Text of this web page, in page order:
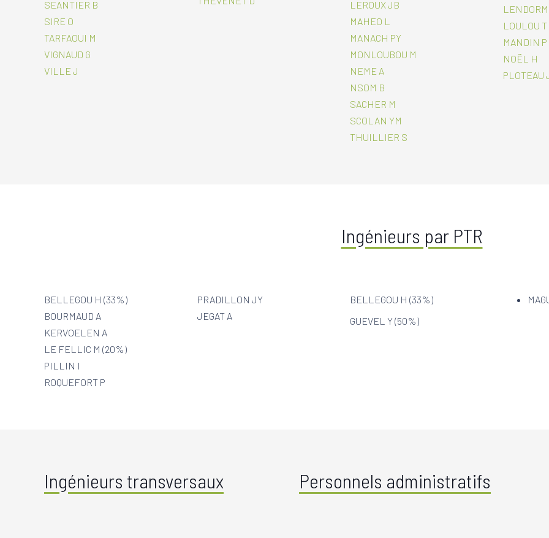
SEANTIER B
SIRE O
TARFAOUI M
VIGNAUD G
VILLE J
LEROUX JB
MAHEO L
MANACH PY
MONLOUBOU M
NEME A
NSOM B
SACHER M
SCOLAN YM
THUILLIER S
LOULOU T
MANDIN P
NOËL H
PLOTEAU
Ingénieurs par PTR
BELLEGOU H (33%)
BOURMAUD A
KERVOELEN A
LE FELLIC M (20%)
PILLIN I
ROQUEFORT P
PRADILLON JY
JEGAT A
BELLEGOU H (33%)
GUEVEL Y (50%)
Ingénieurs transversaux Personnels administratifs